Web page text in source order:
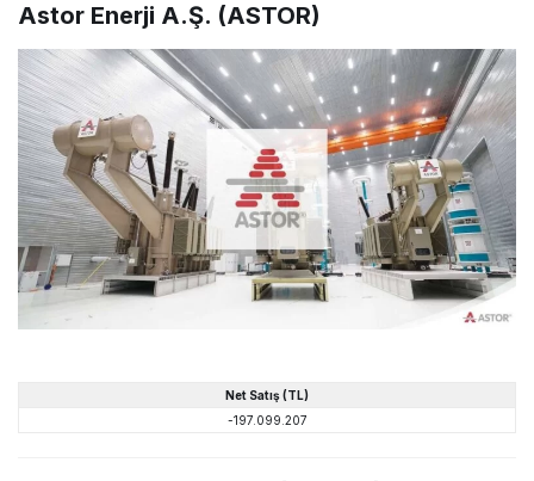
Astor Enerji A.Ş. (ASTOR)
Net Satış(TL)
-197.099.207